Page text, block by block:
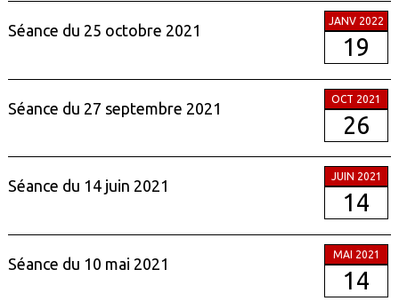
Séance du 25 octobre 2021
JANV 2022
19
Séance du 27 septembre 2021
OCT 2021
26
Séance du 14 juin 2021
JUIN 2021
14
Séance du 10 mai 2021
MAI 2021
14